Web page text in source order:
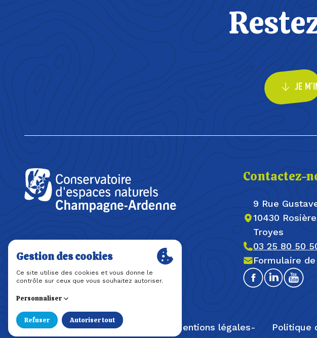
JE
Contactez-
9 Rue
10430
Troyes
03 25 80 50
Formulaire
FacebookLinkedinYoutube
Mentions légales Politique